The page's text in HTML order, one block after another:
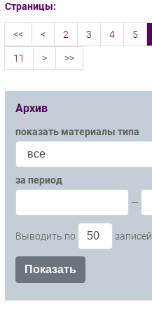
Страницы:
<< < 2 3 4 5
11 > >>
Архив
показать материалы типа
за период
—
Выводить по записей